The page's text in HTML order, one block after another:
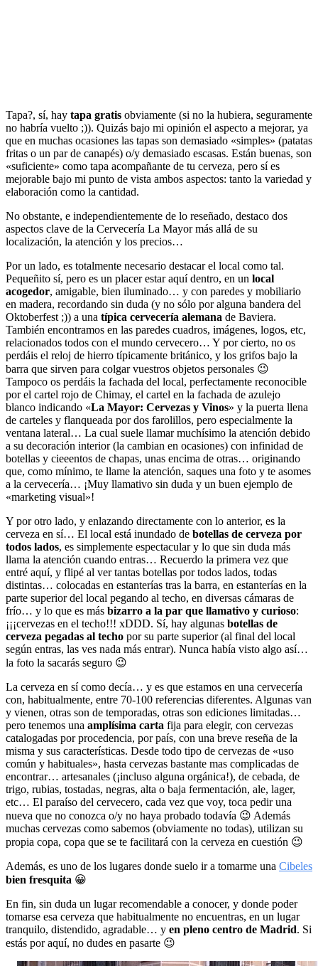
Tapa?, sí, hay tapa gratis obviamente (si no la hubiera, seguramente
no habría vuelto ;)). Quizás bajo mi opinión el aspecto a mejorar, ya
que en muchas ocasiones las tapas son demasiado «simples» (patatas
fritas o un par de canapés) o/y demasiado escasas. Están buenas, son
«suficiente» como tapa acompañante de tu cerveza, pero sí es
mejorable bajo mi punto de vista ambos aspectos: tanto la variedad y
elaboración como la cantidad.
No obstante, e independientemente de lo reseñado, destaco dos
aspectos clave de la Cervecería La Mayor más allá de su
localización, la atención y los precios…
Por un lado, es totalmente necesario destacar el local como tal.
Pequeñito sí, pero es un placer estar aquí dentro, en un local
acogedor, amigable, bien iluminado… y con paredes y mobiliario
en madera, recordando sin duda (y no sólo por alguna bandera del
Oktoberfest ;)) a una típica cervecería alemana de Baviera.
También encontramos en las paredes cuadros, imágenes, logos, etc,
relacionados todos con el mundo cervecero… Y por cierto, no os
perdáis el reloj de hierro típicamente británico, y los grifos bajo la
barra que sirven para colgar vuestros objetos personales 😉
Tampoco os perdáis la fachada del local, perfectamente reconocible
por el cartel rojo de Chimay, el cartel en la fachada de azulejo
blanco indicando «La Mayor: Cervezas y Vinos» y la puerta llena
de carteles y flanqueada por dos farolillos, pero especialmente la
ventana lateral… La cual suele llamar muchísimo la atención debido
a su decoración interior (la cambian en ocasiones) con infinidad de
botellas y cieeentos de chapas, unas encima de otras… originando
que, como mínimo, te llame la atención, saques una foto y te asomes
a la cervecería… ¡Muy llamativo sin duda y un buen ejemplo de
«marketing visual»!
Y por otro lado, y enlazando directamente con lo anterior, es la
cerveza en sí… El local está inundado de botellas de cerveza por
todos lados, es simplemente espectacular y lo que sin duda más
llama la atención cuando entras… Recuerdo la primera vez que
entré aquí, y flipé al ver tantas botellas por todos lados, todas
distintas… colocadas en estanterías tras la barra, en estanterías en la
parte superior del local pegando al techo, en diversas cámaras de
frío… y lo que es más bizarro a la par que llamativo y curioso:
¡¡¡cervezas en el techo!!! xDDD. Sí, hay algunas botellas de
cerveza pegadas al techo por su parte superior (al final del local
según entras, las ves nada más entrar). Nunca había visto algo así…
la foto la sacarás seguro 😉
La cerveza en sí como decía… y es que estamos en una cervecería
con, habitualmente, entre 70-100 referencias diferentes. Algunas van
y vienen, otras son de temporadas, otras son ediciones limitadas…
pero tenemos una amplísima carta fija para elegir, con cervezas
catalogadas por procedencia, por país, con una breve reseña de la
misma y sus características. Desde todo tipo de cervezas de «uso
común y habituales», hasta cervezas bastante mas complicadas de
encontrar… artesanales (¡incluso alguna orgánica!), de cebada, de
trigo, rubias, tostadas, negras, alta o baja fermentación, ale, lager,
etc… El paraíso del cervecero, cada vez que voy, toca pedir una
nueva que no conozca o/y no haya probado todavía 😉 Además
muchas cervezas como sabemos (obviamente no todas), utilizan su
propia copa, copa que se te facilitará con la cerveza en cuestión 😉
Además, es uno de los lugares donde suelo ir a tomarme una Cibeles
bien fresquita 😀
En fin, sin duda un lugar recomendable a conocer, y donde poder
tomarse esa cerveza que habitualmente no encuentras, en un lugar
tranquilo, distendido, agradable… y en pleno centro de Madrid. Si
estás por aquí, no dudes en pasarte 😉